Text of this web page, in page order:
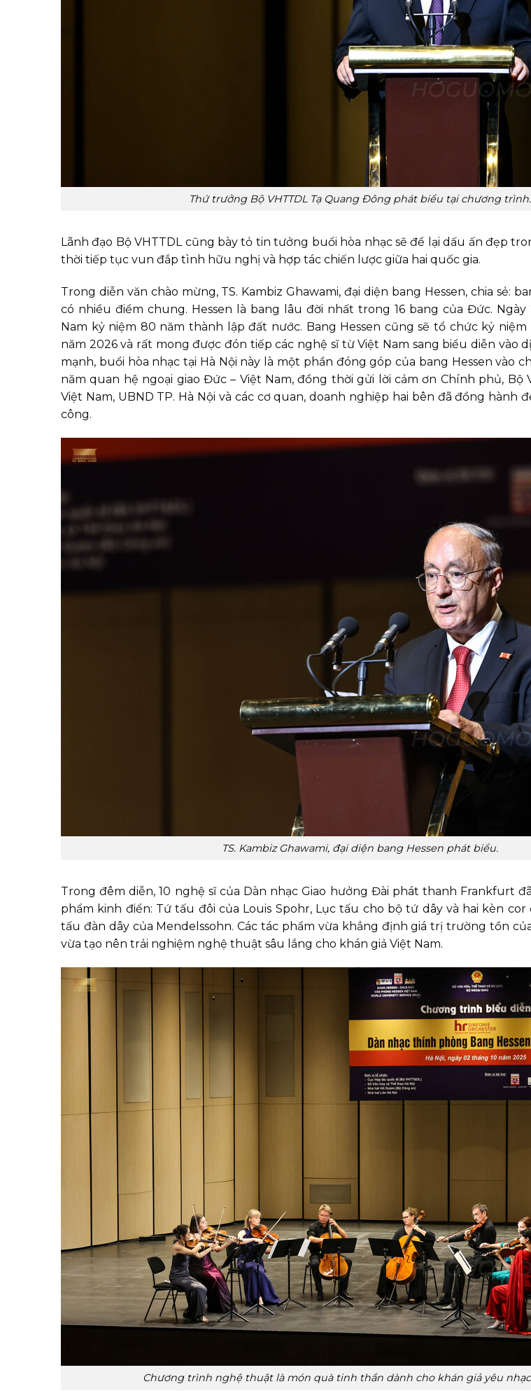
Thứ trưởng Bộ VHTTDL Tạ Quang Đông phát biểu tại chương trình.
Lãnh đạo Bộ VHTTDL cũng bày tỏ tin tưởng buổi hòa nhạc sẽ để lại dấu ấn đẹp
thời tiếp tục vun đắp tình hữu nghị và hợp tác chiến lược giữa hai quốc gia.
Trong diễn văn chào mừng, TS. Kambiz Ghawami, đại diện bang Hessen, chia sẻ:
có nhiều điểm chung. Hessen là bang lâu đời nhất trong 16 bang của Đức. Ngày
Nam kỷ niệm 80 năm thành lập đất nước. Bang Hessen cũng sẽ tổ chức kỷ
năm 2026 và rất mong được đón tiếp các nghệ sĩ từ Việt Nam sang biểu diễn vào
mạnh, buổi hòa nhạc tại Hà Nội này là một phần đóng góp của bang Hessen vào
năm quan hệ ngoại giao Đức – Việt Nam, đồng thời gửi lời cảm ơn Chính phủ, Bộ
Việt Nam, UBND TP. Hà Nội và các cơ quan, doanh nghiệp hai bên đã đồng hành
công.
TS. Kambiz Ghawami, đại diện bang Hessen phát biểu.
Trong đêm diễn, 10 nghệ sĩ của Dàn nhạc Giao hưởng Đài phát thanh Frankfurt
phẩm kinh điển: Tứ tấu đôi của Louis Spohr, Lục tấu cho bộ tứ dây và hai kèn cor
tấu đàn dây của Mendelssohn. Các tác phẩm vừa khẳng định giá trị trường tồn
vừa tạo nên trải nghiệm nghệ thuật sâu lắng cho khán giả Việt Nam.
Chương trình nghệ thuật là món quà tinh thần dành cho khán giả yêu